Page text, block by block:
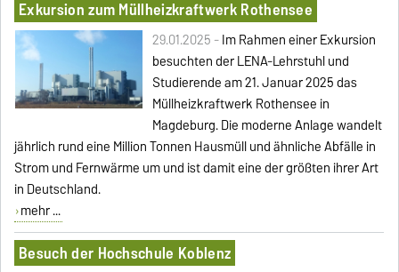
Exkursion zum Müllheizkraftwerk Rothensee
29.01.2025 -Im Rahmen einer Exkursion
besuchten der LENA-Lehrstuhl und
Studierende am 21. Januar 2025 das
Müllheizkraftwerk Rothensee in
Magdeburg. Die moderne Anlage wandelt
jährlich rund eine Million Tonnen Hausmüll und ähnliche Abfälle in
Strom und Fernwärme um und ist damit eine der größten ihrer Art
in Deutschland.
mehr ...
Besuch der Hochschule Koblenz